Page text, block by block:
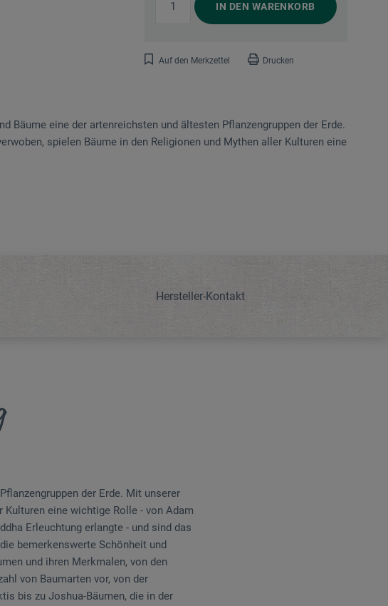
IN DEN WARENKORB
Auf den Merkzettel Drucken
Bäume eine der artenreichsten und ältesten Pflanzengruppen der Erde.
spielen Bäume in den Religionen und Mythen aller Kulturen eine
Hersteller-Kontakt
der Erde. Mit unserer
Kulturen eine wichtige Rolle - von Adam
Erleuchtung erlangte - und sind das
bemerkenswerte Schönheit und
und ihren Merkmalen, von den
von Baumarten vor, von der
bis zu Joshua-Bäumen, die in der